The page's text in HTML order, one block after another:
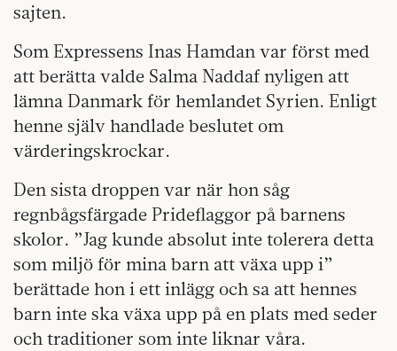
sajten.
Som Expressens Inas Hamdan var först med
att berätta valde Salma Naddaf nyligen att
lämna Danmark för hemlandet Syrien. Enligt
henne själv handlade beslutet om
värderingskrockar.
Den sista droppen var när hon såg
regnbågsfärgade Prideflaggor på barnens
skolor. ”Jag kunde absolut inte tolerera detta
som miljö för mina barn att växa upp i”
berättade hon i ett inlägg och sa att hennes
barn inte ska växa upp på en plats med seder
och traditioner som inte liknar våra.